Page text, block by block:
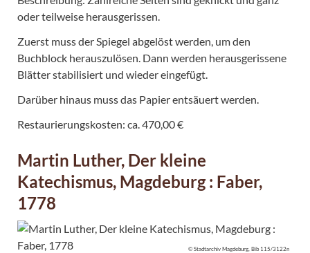
oder teilweise herausgerissen.
Zuerst muss der Spiegel abgelöst werden, um den
Buchblock herauszulösen. Dann werden herausgerissene
Blätter stabilisiert und wieder eingefügt.
Darüber hinaus muss das Papier entsäuert werden.
Restaurierungskosten: ca. 470,00 €
Martin Luther, Der kleine
Katechismus, Magdeburg : Faber,
1778
© Stadtarchiv Magdeburg, Bib 115/3122n